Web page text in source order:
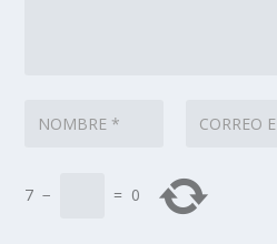
7 − = 0